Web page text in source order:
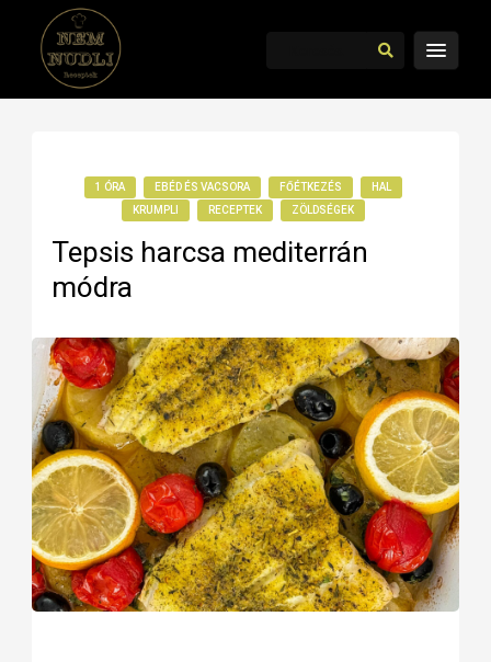
1 ÓRA EBÉD ÉS VACSORA FŐÉTKEZÉS
HAL
KRUMPLI
RECEPTEK ZÖLDSÉGEK
Tepsis harcsa mediterrán
módra